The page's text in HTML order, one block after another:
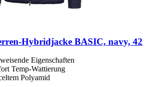
​Hybridjacke BASIC, navy, 42
Eigenschaften
Temp-Wattierung
Polyamid